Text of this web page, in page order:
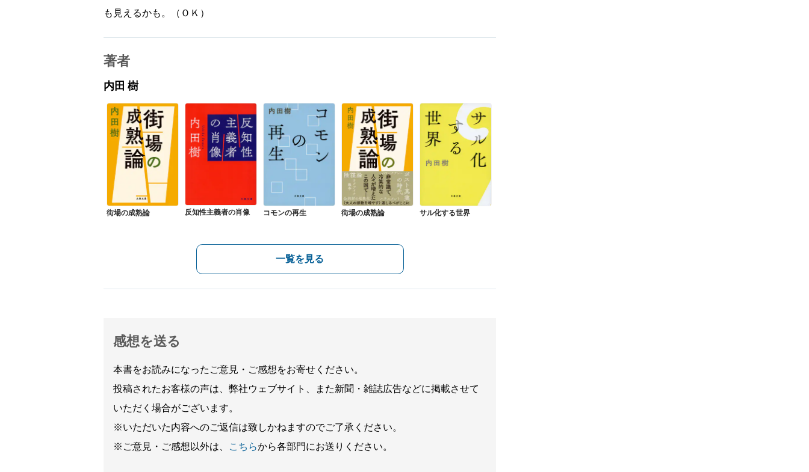
も見えるかも。（ＯＫ）
著者
内田 樹
街場の成熟論 反知性主義者の肖像 コモンの再生 街場の成熟論 サル化する世界
一覧を見る
感想を送る
本書をお読みになったご意見・ご感想をお寄せください。
投稿されたお客様の声は、弊社ウェブサイト、また新聞・雑誌広告などに掲載させて
いただく場合がございます。
※いただいた内容へのご返信は致しかねますのでご了承ください。
※ご意見・ご感想以外は、
こちらから各部門にお送りください。